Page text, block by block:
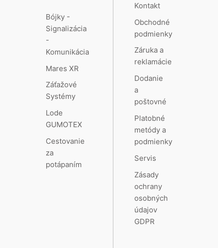
Bójky -
Signalizácia
-
Komunikácia
Mares XR
Záťažové
Systémy
Lode
GUMOTEX
Cestovanie
za
potápaním
Kontakt
Obchodné
podmienky
Záruka a
reklamácie
Dodanie
a
poštovné
Platobné
metódy a
podmienky
Servis
Zásady
ochrany
osobných
údajov
GDPR